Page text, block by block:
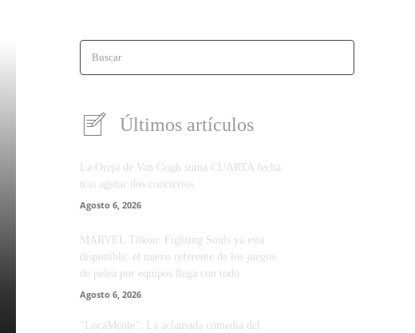
Buscar
Últimos artículos
La Oreja de Van Gogh suma CUARTA fecha
tras agotar dos conciertos
Agosto 6, 2026
MARVEL Tōkon: Fighting Souls ya está
disponible: el nuevo referente de los juegos
de pelea por equipos llega con todo
Agosto 6, 2026
“LocaMente”: La aclamada comedia del